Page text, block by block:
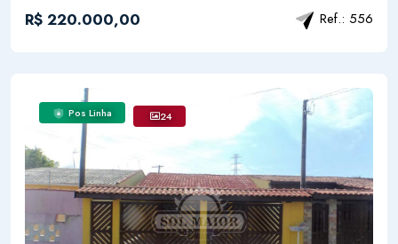
R$ 220.000,00 Ref.: 556
Pos Linha 24